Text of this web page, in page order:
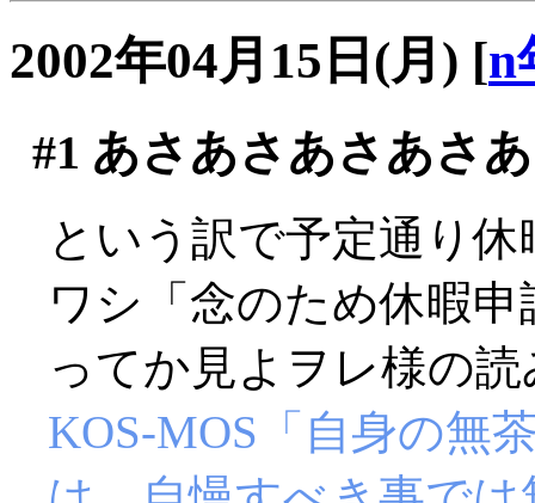
2002年04月15日(月) [n
#1 あさあさあさあさ
という訳で予定通り
ワシ「念のため休暇
ってか見よヲレ様の
KOS-MOS「自身の無